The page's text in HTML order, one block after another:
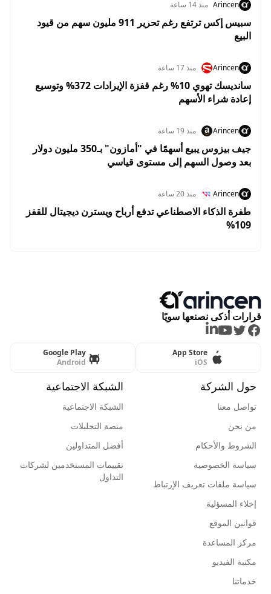
Arincen منذ 14 ساعة
سبيس إكس ترتفع رغم تحرير 911 مليون سهم من قيود
البيع
Arincen منذ 17 ساعة
سانديسك تهوي 10% رغم قفزة الإيرادات 372% وتوسيع
إعادة شراء الأسهم
Arincen منذ 19 ساعة
جيف بيزوس يبيع أسهمًا في "أمازون" بـ350 مليون دولار
بعد وصول السهم إلى مستوى قياسي
Arincen منذ 20 ساعة
طفرة الذكاء الاصطناعي تدفع أرباح ويسترن ديجيتال للقفز
109%
قرارات أذكى نصنعها سويًا
Facebook
Twitter
Youtube
LinkedIn
App Store
iOS
Google Play
Android
حول الشركة
تواصل معنا
من نحن
الشروط والأحكام
سياسة الخصوصية
سياسة ملفات تعريف الإرتباط
إخلاء المسؤلية
قوانين الموقع
مركز المساعدة
مكتبة الفيديو
خدماتنا
الشبكة الاجتماعية
الشبكة الاجتماعية
منصة التحليلات
أفضل المتداولين
تقييمات المستخدمين لشركات
التداول